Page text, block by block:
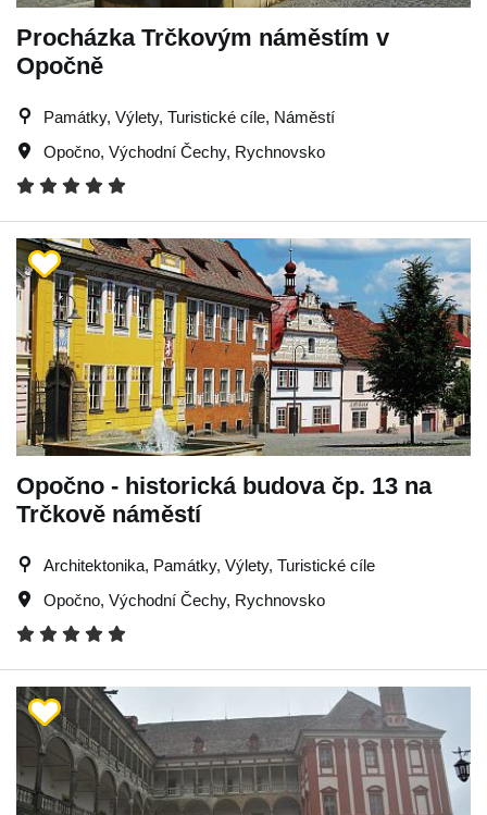
Procházka Trčkovým náměstím v
Opočně
Památky, Výlety, Turistické cíle, Náměstí
Opočno, Východní Čechy, Rychnovsko
Opočno - historická budova čp. 13 na
Trčkově náměstí
Architektonika, Památky, Výlety, Turistické cíle
Opočno, Východní Čechy, Rychnovsko